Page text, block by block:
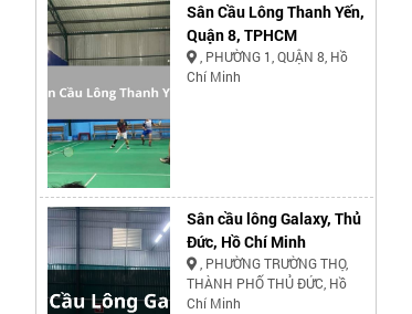
Sân Cầu Lông Thanh Yến,
Quận 8, TPHCM
, PHƯỜNG 1, QUẬN 8, Hồ
Chí Minh
Sân cầu lông Galaxy, Thủ
Đức, Hồ Chí Minh
, PHƯỜNG TRƯỜNG THỌ,
THÀNH PHỐ THỦ ĐỨC, Hồ
Chí Minh